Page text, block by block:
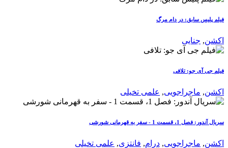
فیلم پلیس سابق: در دام مرگ
اکشن, جنایی
فیلم جی آی جو: تلافی
اکشن, ماجراجویی, علمی تخیلی
سریال آندور: فصل 1، قسمت 1 - سفر به قهرمانی شورشی
اکشن, ماجراجویی, درام, فانتزی, علمی تخیلی